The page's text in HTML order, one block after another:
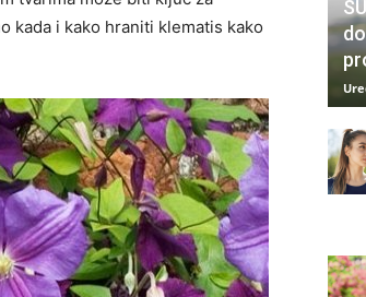
kada i kako hraniti klematis kako